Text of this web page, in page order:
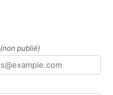
(non publié)